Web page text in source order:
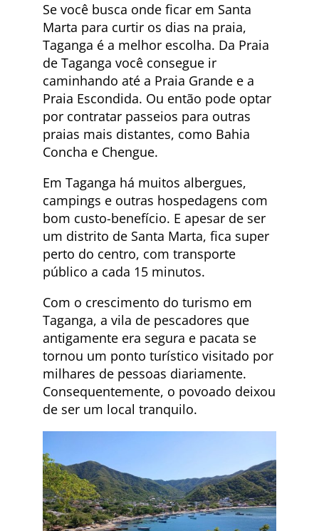
Se você busca onde ficar em Santa
Marta para curtir os dias na praia,
Taganga é a melhor escolha. Da Praia
de Taganga você consegue ir
caminhando até a Praia Grande e a
Praia Escondida. Ou então pode optar
por contratar passeios para outras
praias mais distantes, como Bahia
Concha e Chengue.
Em Taganga há muitos albergues,
campings e outras hospedagens com
bom custo-benefício. E apesar de ser
um distrito de Santa Marta, fica super
perto do centro, com transporte
público a cada 15 minutos.
Com o crescimento do turismo em
Taganga, a vila de pescadores que
antigamente era segura e pacata se
tornou um ponto turístico visitado por
milhares de pessoas diariamente.
Consequentemente, o povoado deixou
de ser um local tranquilo.